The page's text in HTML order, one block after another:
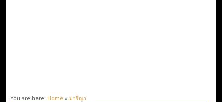
You are here: Home » มารีญา